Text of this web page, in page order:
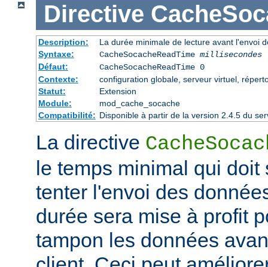
Directive
Description:
La durée minimale de lecture avant l'envoi
Syntaxe:
CacheSocacheReadTime millisecondes
Défaut:
CacheSocacheReadTime 0
Contexte:
configuration globale, serveur virtuel,
Statut:
Extension
Module:
mod_cache_socache
Compatibilité: Disponible à partir de la version 2.4.5 du
La directive
le temps minimal qui doit
tenter l'envoi des
durée sera mise à profit
tampon les données